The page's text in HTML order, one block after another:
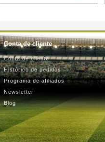
Conta de cliente
Conta de cliente
Histórico de pedidos
Programa de afiliados
Newsletter
Blog